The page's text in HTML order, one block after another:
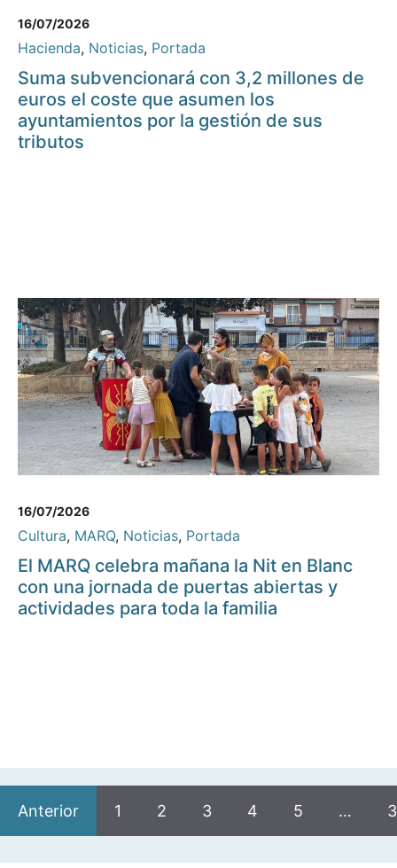
16/07/2026
Hacienda, Noticias, Portada
Suma subvencionará con 3,2 millones de
euros el coste que asumen los
ayuntamientos por la gestión de sus
tributos
16/07/2026
Cultura, MARQ, Noticias, Portada
El MARQ celebra mañana la Nit en Blanc
con una jornada de puertas abiertas y
actividades para toda la familia
Anterior 1 2 3 4 5 …